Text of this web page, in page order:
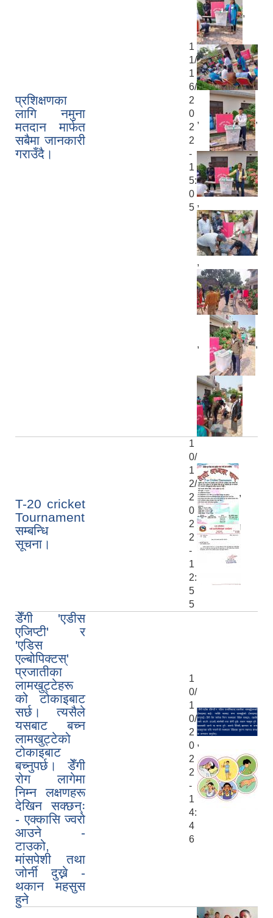
प्रशिक्षणका
लागि नमुना
मतदान मार्फत
सबैमा जानकारी
गराउँदै।
1
1/
1
6/
2
0
2
2
-
1
5:
0
5
,
, ,
,
,
, ,
T-20 cricket
Tournament
सम्बन्धि
सूचना।
1
0/
1
2/
2
0
2
2
-
1
2:
5
5
,
डेँगी 'एडीस
एजिप्टी' र
'एडिस
एल्बोपिक्टस्'
प्रजातीका
लामखुट्टेहरू
को टोकाइबाट
सर्छ। त्यसैले
यसबाट बच्न
लामखुट्टेको
टोकाइबाट
बच्नुपर्छ। डेँगी
रोग लागेमा
निम्न लक्षणहरू
देखिन सक्छन्ः
- एक्कासि ज्वरो
आउने -
टाउको,
मांसपेशी तथा
जोर्नी दुख्ने -
थकान महसुस
हुने
1
0/
1
0/
2
0
2
2
-
1
4:
4
6
,